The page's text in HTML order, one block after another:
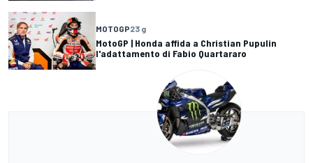
MOTOGP23 g
MotoGP | Honda affida a Christian Pupulin
l'adattamento di Fabio Quartararo